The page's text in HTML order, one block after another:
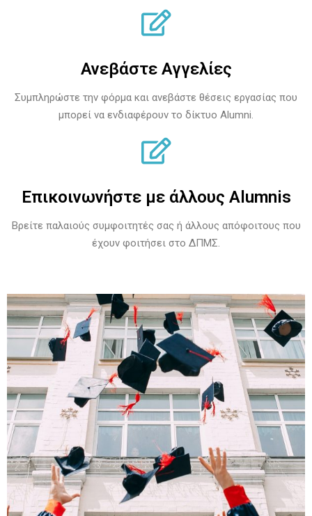
Ανεβάστε Αγγελίες
Συμπληρώστε την φόρμα και ανεβάστε θέσεις εργασίας που
μπορεί να ενδιαφέρουν το δίκτυο Alumni.
Επικοινωνήστε με άλλους Alumnis
Βρείτε παλαιούς συμφοιτητές σας ή άλλους απόφοιτους που
έχουν φοιτήσει στο ΔΠΜΣ.